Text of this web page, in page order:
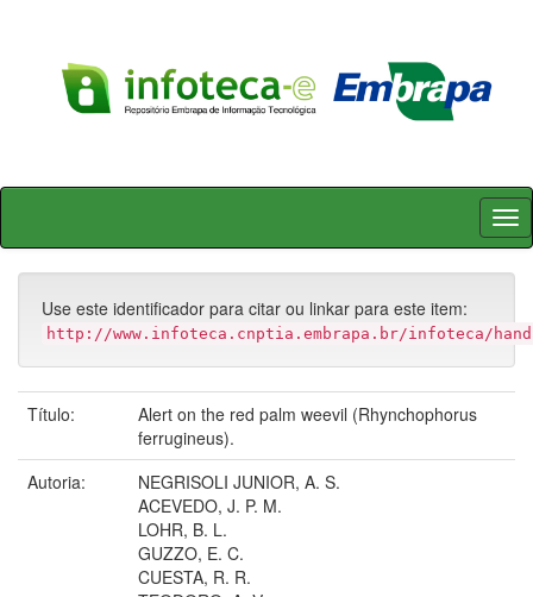
Skip
Use este identificador para citar ou linkar para este item:
http://www.infoteca.cnptia.embrapa.br/infoteca/
Título:
Alert on the red palm weevil (Rhynchophorus
ferrugineus).
Autoria:
NEGRISOLI JUNIOR, A. S.
ACEVEDO, J. P. M.
LOHR, B. L.
GUZZO, E. C.
CUESTA, R. R.